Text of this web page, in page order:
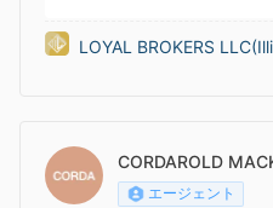
LOYAL BROKERS
CORDAROLD
エージェント